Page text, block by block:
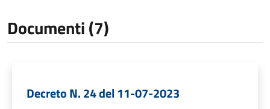
Documenti (7)
Decreto N. 24 del 11-07-2023